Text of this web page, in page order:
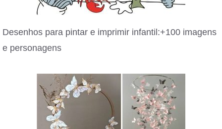
Desenhos para pintar e imprimir infantil:+100 imagens
e personagens